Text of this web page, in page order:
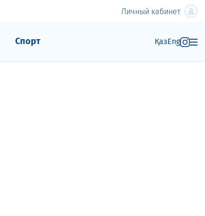
Личный кабинет
Спорт ҚазEng